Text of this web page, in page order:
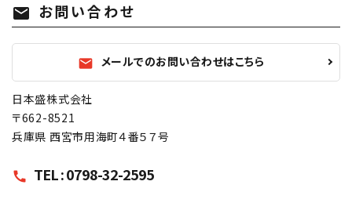
mail お問い合わせ
mail メールでのお問い合わせはこちら
日本盛株式会社
〒662-8521
兵庫県 西宮市用海町４番５７号
call TEL : 0798-32-2595